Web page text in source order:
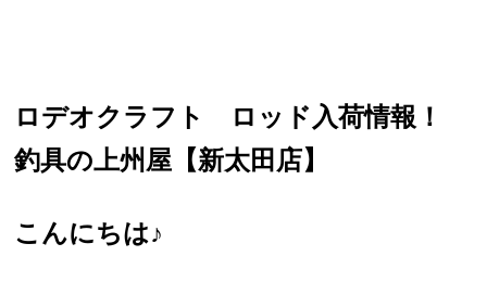
ロデオクラフト ロッド入荷情報！
釣具の上州屋【新太田店】
こんにちは♪